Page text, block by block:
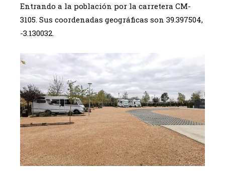
Entrando a la población por la carretera CM-
3105. Sus coordenadas geográficas son 39.397504,
-3.130032.